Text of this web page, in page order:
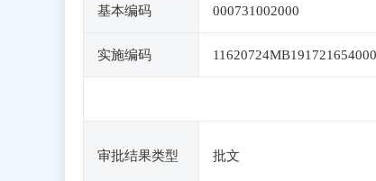
基本编码 000731002000
实施编码
审批结果类型 批文